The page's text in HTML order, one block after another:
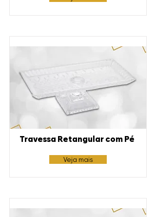
Travessa Retangular com Pé
Veja mais